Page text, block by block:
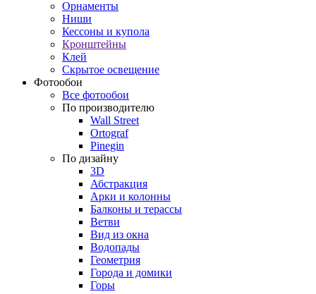
Орнаменты
Ниши
Кессоны и купола
Кронштейны
Клей
Скрытое освещение
Фотообои
Все фотообои
По производителю
Wall Street
Ortograf
Pinegin
По дизайну
3D
Абстракция
Арки и колонны
Балконы и терассы
Ветви
Вид из окна
Водопады
Геометрия
Города и домики
Горы